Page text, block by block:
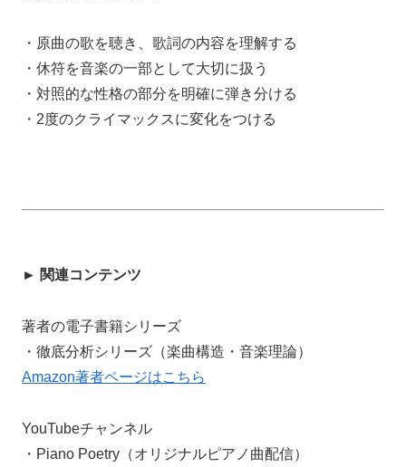
・原曲の歌を聴き、歌詞の内容を理解する
・休符を音楽の一部として大切に扱う
・対照的な性格の部分を明確に弾き分ける
・2度のクライマックスに変化をつける
► 関連コンテンツ
著者の電子書籍シリーズ
・徹底分析シリーズ（楽曲構造・音楽理論）
Amazon著者ページはこちら
YouTubeチャンネル
・Piano Poetry（オリジナルピアノ曲配信）